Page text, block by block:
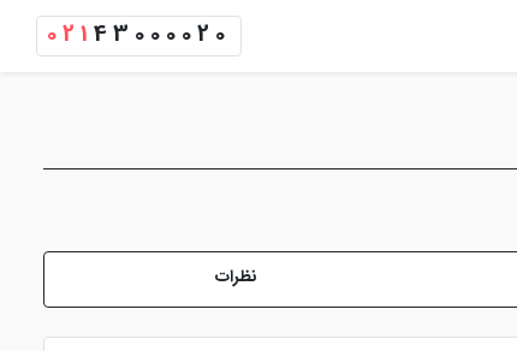
021 43000020
نظرات